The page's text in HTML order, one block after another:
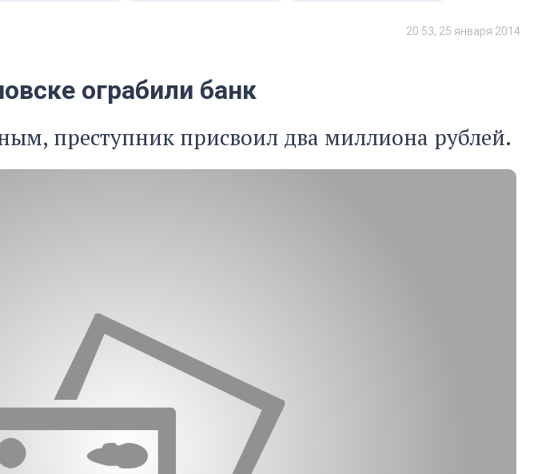
20:53, 25 января 2014
ограбили банк
преступник присвоил два миллиона рублей.